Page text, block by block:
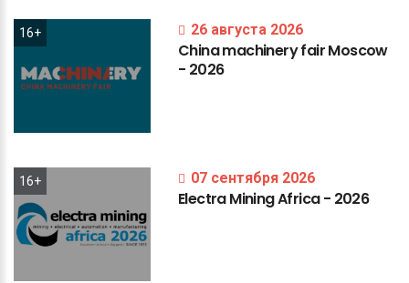
16+ 26 августа 2026
ChinamachineryfairMoscow
- 2026
16+ 07 сентября 2026
ElectraMiningAfrica- 2026